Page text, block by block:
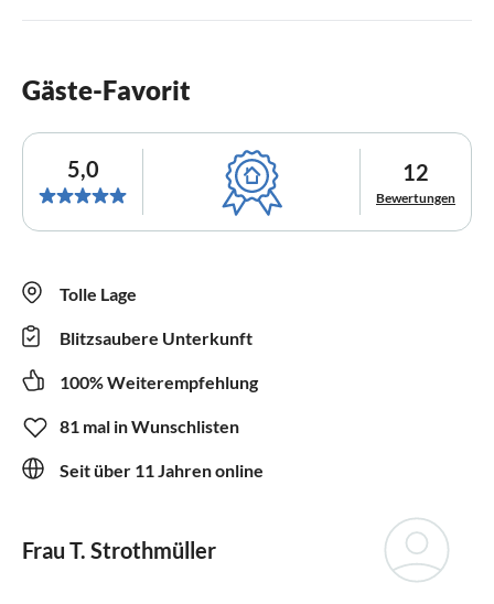
Gäste-Favorit
5,0 12
Bewertungen
Tolle Lage
Blitzsaubere Unterkunft
100% Weiterempfehlung
81 mal in Wunschlisten
Seit über 11 Jahren online
Frau T. Strothmüller